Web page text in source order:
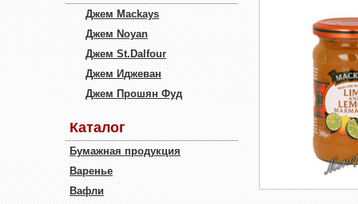
Джем Mackays
Джем Noyan
Джем St.Dalfour
Джем Иджеван
Джем Прошян Фуд
Каталог
Бумажная продукция
Варенье
Вафли